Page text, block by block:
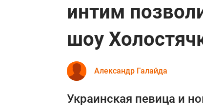
интим
шоу
Александр Галайда
Украинская певица и